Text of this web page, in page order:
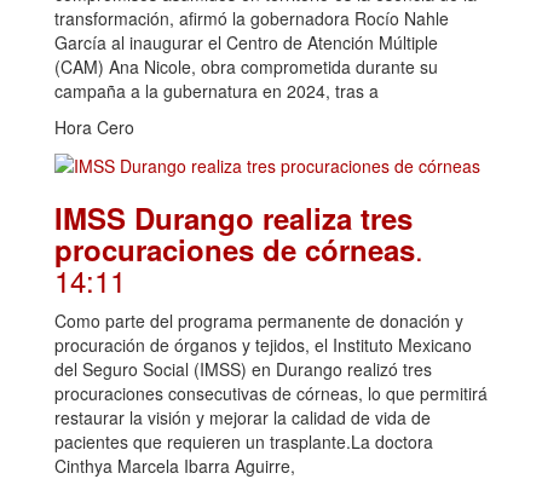
transformación, afirmó la gobernadora Rocío Nahle
García al inaugurar el Centro de Atención Múltiple
(CAM) Ana Nicole, obra comprometida durante su
campaña a la gubernatura en 2024, tras a
Hora Cero
IMSS Durango realiza tres
procuraciones de córneas.
14:11
Como parte del programa permanente de donación y
procuración de órganos y tejidos, el Instituto Mexicano
del Seguro Social (IMSS) en Durango realizó tres
procuraciones consecutivas de córneas, lo que permitirá
restaurar la visión y mejorar la calidad de vida de
pacientes que requieren un trasplante.La doctora
Cinthya Marcela Ibarra Aguirre,